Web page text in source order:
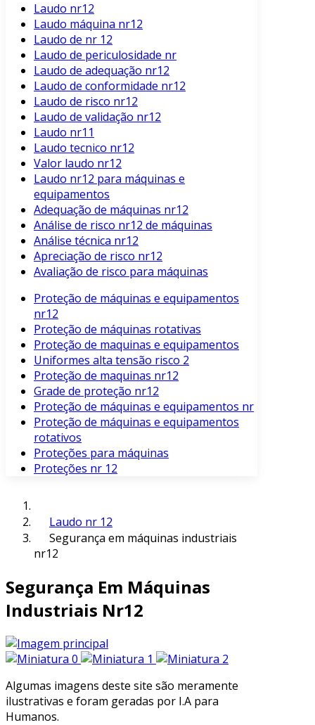
Laudo nr12
Laudo máquina nr12
Laudo de nr 12
Laudo de periculosidade nr
Laudo de adequação nr12
Laudo de conformidade nr12
Laudo de risco nr12
Laudo de validação nr12
Laudo nr11
Laudo tecnico nr12
Valor laudo nr12
Laudo nr12 para máquinas e
equipamentos
Adequação de máquinas nr12
Análise de risco nr12 de máquinas
Análise técnica nr12
Apreciação de risco nr12
Avaliação de risco para máquinas
Proteção de máquinas e equipamentos
nr12
Proteção de máquinas rotativas
Proteção de maquinas e equipamentos
Uniformes alta tensão risco 2
Proteção de maquinas nr12
Grade de proteção nr12
Proteção de máquinas e equipamentos nr
Proteção de máquinas e equipamentos
rotativos
Proteções para máquinas
Proteções nr 12
Laudo nr 12
Segurança em máquinas industriais
nr12
Segurança Em Máquinas
Industriais Nr12
Algumas imagens deste site são meramente
ilustrativas e foram geradas por I.A para
Humanos.